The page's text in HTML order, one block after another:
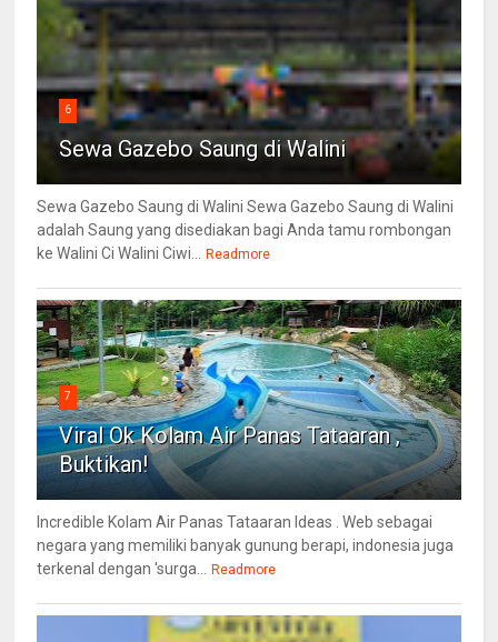
6
Sewa Gazebo Saung di Walini
Sewa Gazebo Saung di Walini Sewa Gazebo Saung di Walini
adalah Saung yang disediakan bagi Anda tamu rombongan
ke Walini Ci Walini Ciwi...
Readmore
7
Viral Ok Kolam Air Panas Tataaran ,
Buktikan!
Incredible Kolam Air Panas Tataaran Ideas . Web sebagai
negara yang memiliki banyak gunung berapi, indonesia juga
terkenal dengan 'surga...
Readmore